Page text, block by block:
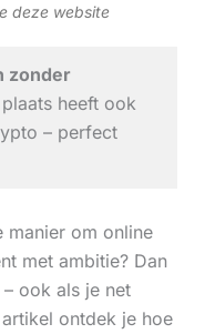
deze website
zonder
heeft ook
– perfect
manier om online
met ambitie? Dan
ook als je net
ontdek je hoe